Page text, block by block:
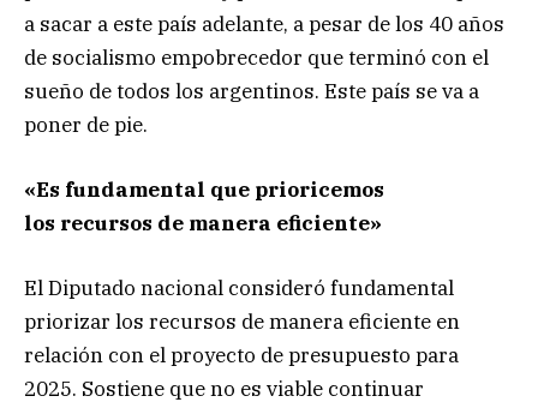
a sacar a este país adelante, a pesar de los 40 años
de socialismo empobrecedor que terminó con el
sueño de todos los argentinos. Este país se va a
poner de pie.
«Es fundamental que prioricemos
los recursos de manera eficiente»
El Diputado nacional consideró fundamental
priorizar los recursos de manera eficiente en
relación con el proyecto de presupuesto para
2025. Sostiene que no es viable continuar